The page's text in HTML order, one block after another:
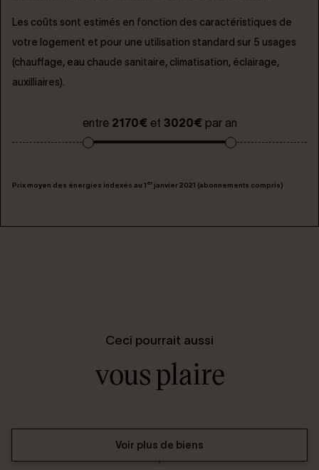
Les coûts sont estimés en fonction des caractéristiques de
votre logement et pour une utilisation standard sur 5 usages
(chauffage, eau chaude sanitaire, climatisation, éclairage,
auxilliaires).
entre 2170€et 3020€par an
Prix moyen des énergies indexés au 1 er janvier 2021 (abonnements compris)
Ceci pourrait aussi
vous plaire
Voir plus de biens